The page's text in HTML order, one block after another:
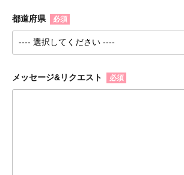
都道府県 必須
メッセージ&リクエスト 必須